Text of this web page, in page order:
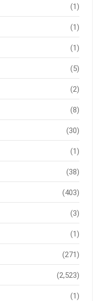
(1)
(1)
(1)
(5)
(2)
(8)
(30)
(1)
(38)
(403)
(3)
(1)
(271)
(2,523)
(1)